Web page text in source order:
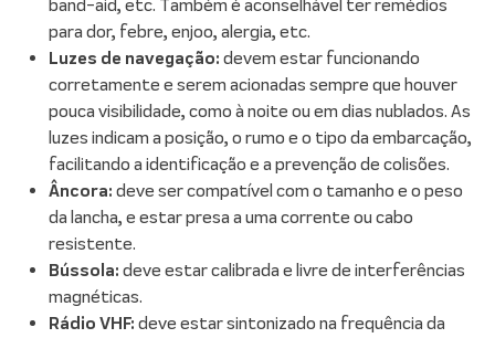
band-aid, etc. Também é aconselhável ter remédios
para dor, febre, enjoo, alergia, etc.
Luzes de navegação: devem estar funcionando
corretamente e serem acionadas sempre que houver
pouca visibilidade, como à noite ou em dias nublados. As
luzes indicam a posição, o rumo e o tipo da embarcação,
facilitando a identificação e a prevenção de colisões.
Âncora: deve ser compatível com o tamanho e o peso
da lancha, e estar presa a uma corrente ou cabo
resistente.
Bússola: deve estar calibrada e livre de interferências
magnéticas.
Rádio VHF: deve estar sintonizado na frequência da